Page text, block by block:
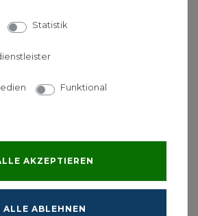
für AB95
Statistik
Funktional
AKZEPTIEREN
ALLE ABLEHNEN